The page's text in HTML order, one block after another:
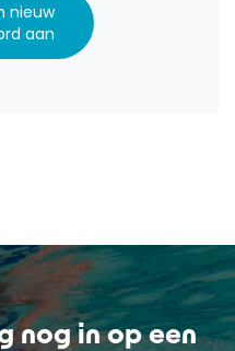
nieuw
aan
nog in op een